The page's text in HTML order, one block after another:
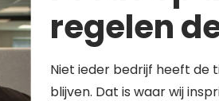
regelen
Niet ieder bedrijf heeft de
blijven. Dat is waar wij